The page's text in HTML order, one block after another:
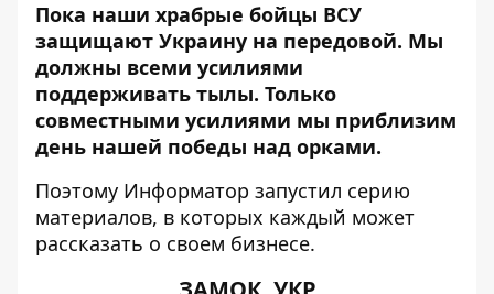
Пока наши храбрые бойцы ВСУ
защищают Украину на передовой. Мы
должны всеми усилиями
поддерживать тылы. Только
совместными усилиями мы приблизим
день нашей победы над орками.
Поэтому Информатор запустил серию
материалов, в которых каждый может
рассказать о своем бизнесе.